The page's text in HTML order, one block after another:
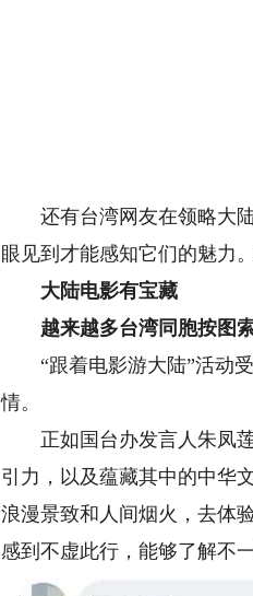
还有台湾网友在领略大陆
眼见到才能感知它们的魅力
大陆电影有宝藏
越来越多台湾同胞按图
“跟着电影游大陆”活动受
情。
正如国台办发言人朱凤莲
引力，以及蕴藏其中的中华
浪漫景致和人间烟火，去体
感到不虚此行，能够了解不